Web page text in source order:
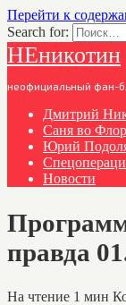
Перейти к
Search for:
НЕникотин
неофициальный фан-
Дмитрий
Саня во
Юрий
Новости
правда
На чтение 1 мин